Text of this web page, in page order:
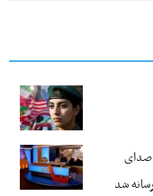
صدای
شد